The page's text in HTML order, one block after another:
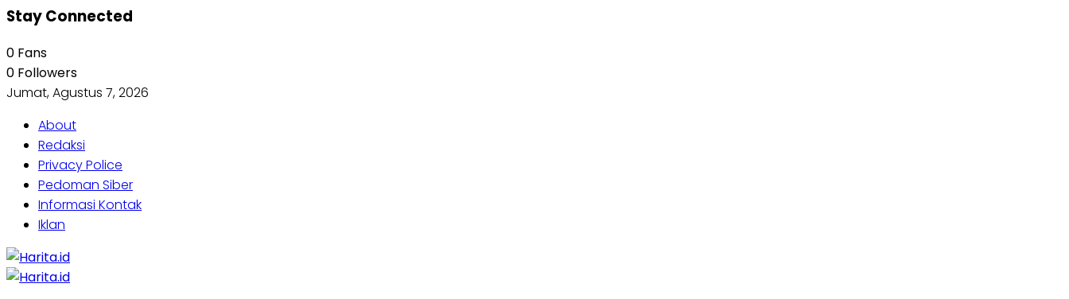
Stay Connected
0 Fans
0 Followers
Jumat, Agustus 7, 2026
About
Redaksi
Privacy Police
Pedoman Siber
Informasi Kontak
Iklan